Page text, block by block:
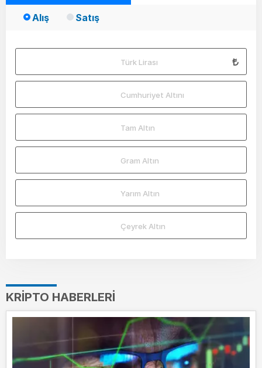
Alış Satış
Türk Lirası
Cumhuriyet Altını
Tam Altın
Gram Altın
Yarım Altın
Çeyrek Altın
KRIPTO HABERLERI